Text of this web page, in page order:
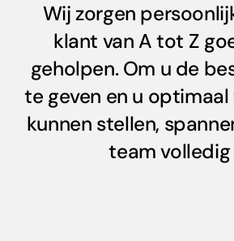
Wij zorgen
klant van A tot Z
geholpen. Om u de
te geven en u
kunnen stellen,
team volledig